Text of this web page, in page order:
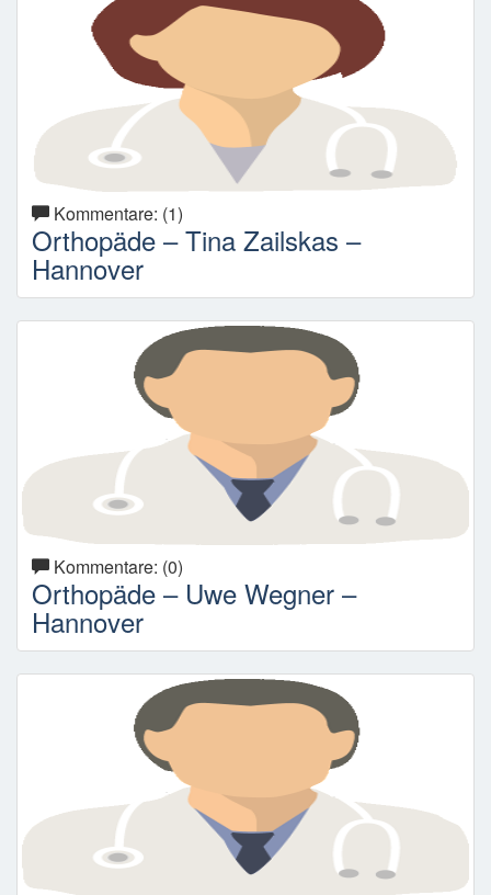
Kommentare: (1)
Orthopäde – Tina Zailskas –
Hannover
Kommentare: (0)
Orthopäde – Uwe Wegner –
Hannover